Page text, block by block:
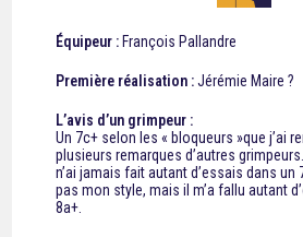
Équipeur : François Pallandre
Première réalisation :Jérémie Maire ?
L’avis d’un grimpeur :
Un 7c+ selon les « bloqueurs »que j’ai
plusieurs remarques d’autres
n’ai jamais fait autant d’essais dans un
pas mon style, mais il m’a fallu autant
8a+.